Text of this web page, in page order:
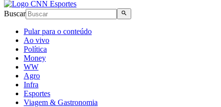
Buscar
Pular para o conteúdo
Ao vivo
Política
Money
WW
Agro
Infra
Esportes
Viagem & Gastronomia